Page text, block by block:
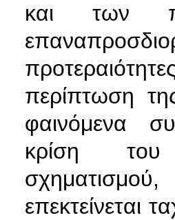
και των
περίπτωση
φαινόμενα
κρίση του
επεκτείνεται